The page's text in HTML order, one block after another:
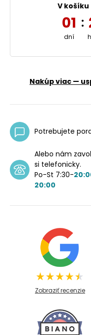
V košíku
01
dní
:
Nakúp viac —
Potrebujete
Alebo nám
si telefonicky.
Po-St 7:30-
20:00
Zobraziť recenzie